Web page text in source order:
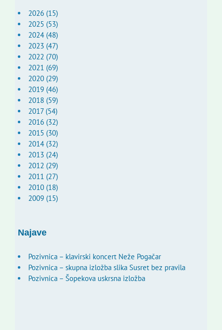
2026 (15)
2025 (53)
2024 (48)
2023 (47)
2022 (70)
2021 (69)
2020 (29)
2019 (46)
2018 (59)
2017 (54)
2016 (32)
2015 (30)
2014 (32)
2013 (24)
2012 (29)
2011 (27)
2010 (18)
2009 (15)
Najave
Pozivnica – klavirski koncert Neže Pogačar
Pozivnica – skupna izložba slika Susret bez pravila
Pozivnica – Šopekova uskrsna izložba